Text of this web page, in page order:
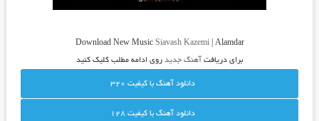
Download New Music Siavash Kazemi| Alamdar
برای دریافت آهنگ جدیدروی ادامه مطلب کلیک کنید
دانلود آهنگ با کيفيت 320
دانلود آهنگ با کيفيت 128